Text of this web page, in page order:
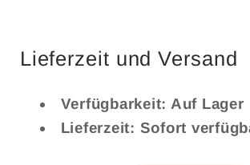
Lieferzeit und Versand
Verfügbarkeit: Auf Lager
Lieferzeit: Sofort